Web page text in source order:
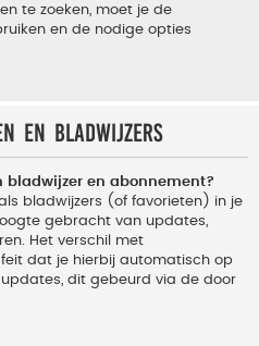
te zoeken, moet je de
en de nodige opties
en bladwijzers
bladwijzer en abonnement?
bladwijzers (of favorieten) in je
gebracht van updates,
Het verschil met
dat je hierbij automatisch op
dit gebeurd via de door